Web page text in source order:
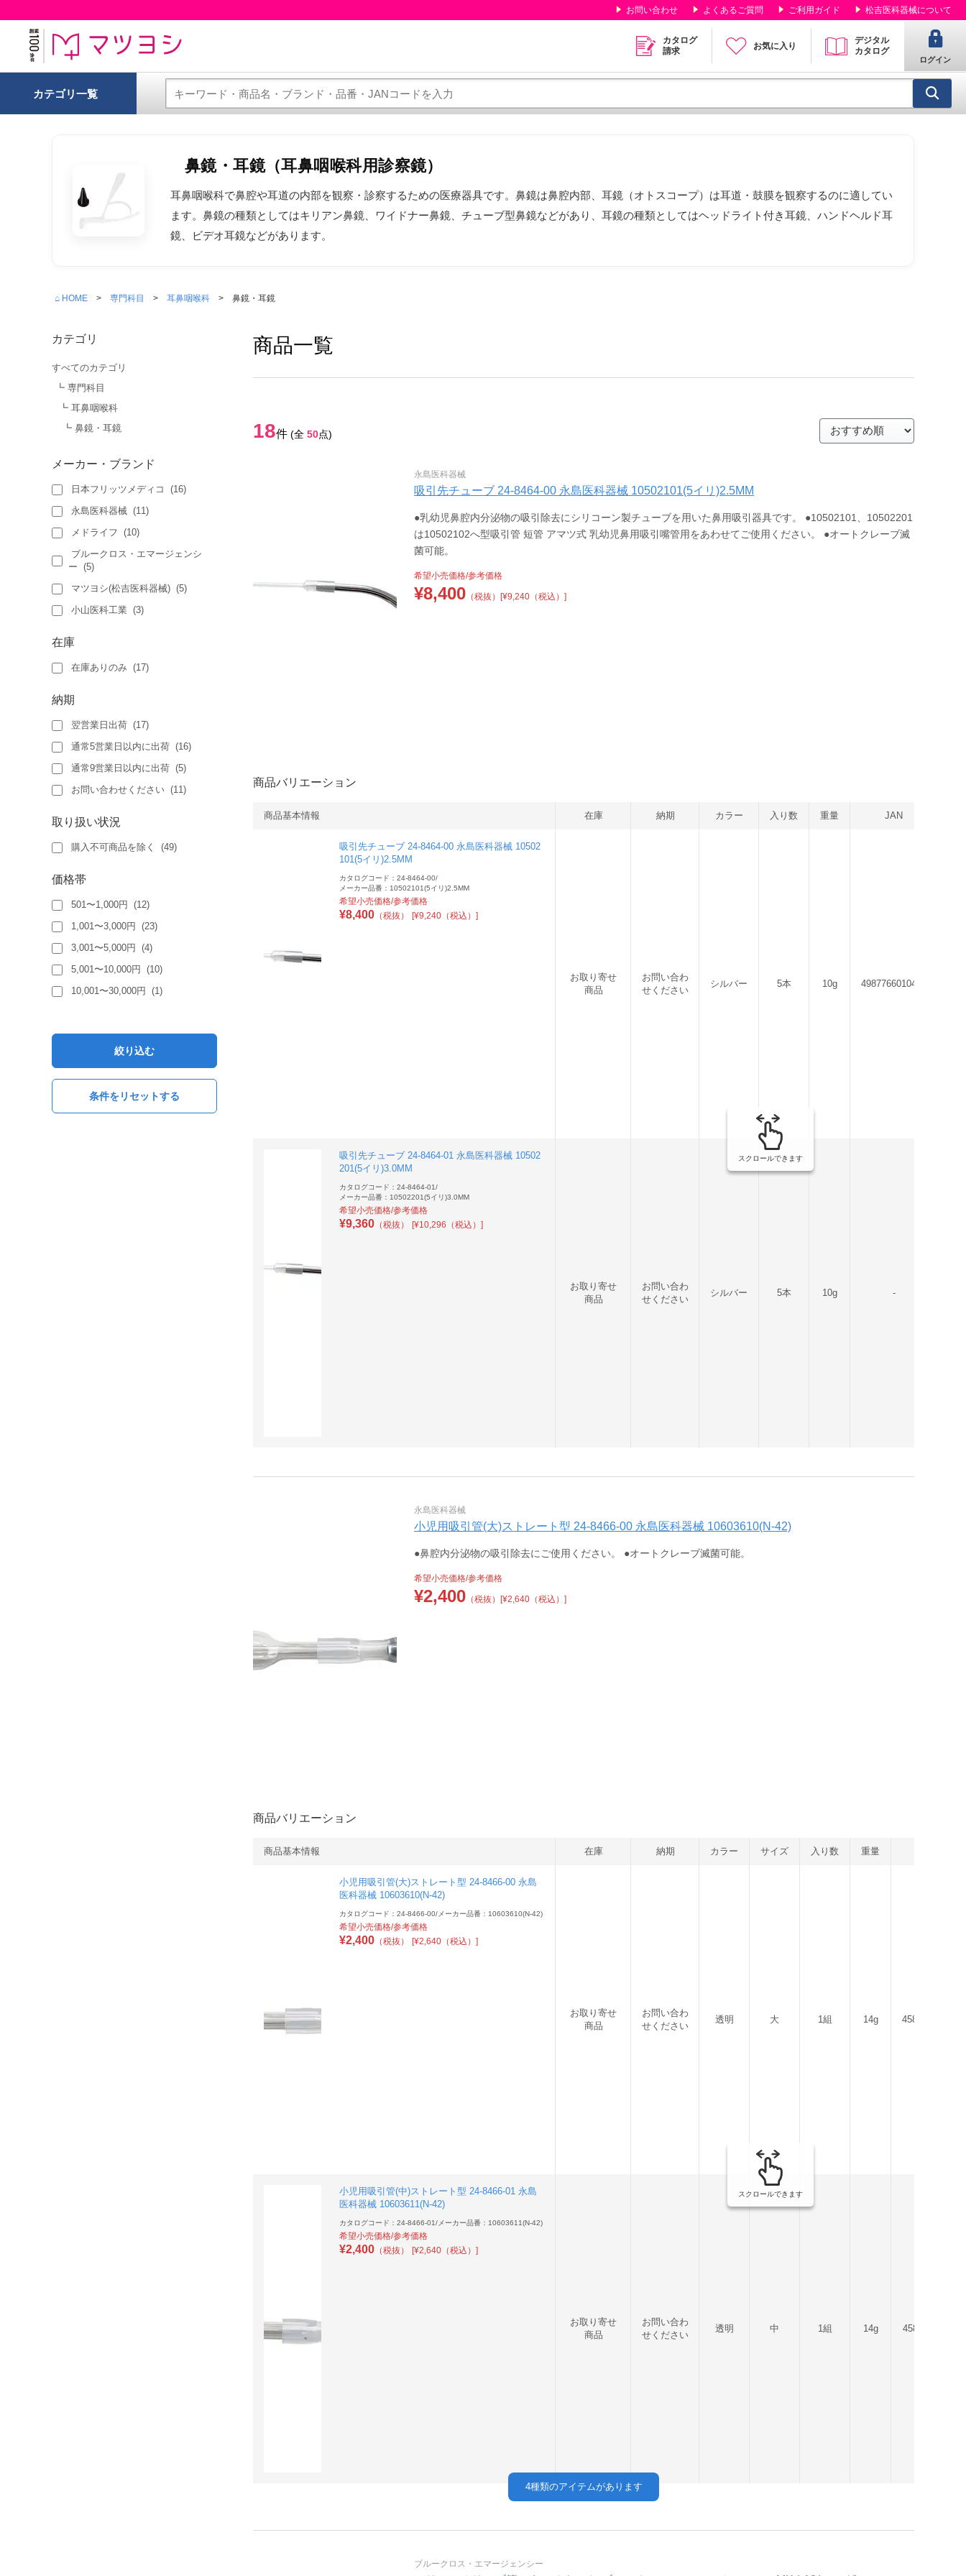
お問い合わせ よくあるご質問 ご利用ガイド 松吉医科器械について
カタログ
請求
お気に入り
デジタル
カタログ
ログイン
カテゴリ一覧
鼻鏡・耳鏡（耳鼻咽喉科用診察鏡）
耳鼻咽喉科で鼻腔や耳道の内部を観察・診察するための医療器具です。鼻鏡は鼻腔内部、耳鏡（オトスコープ）は耳道・鼓膜を観察するのに適してい
ます。鼻鏡の種類としてはキリアン鼻鏡、ワイドナー鼻鏡、チューブ型鼻鏡などがあり、耳鏡の種類としてはヘッドライト付き耳鏡、ハンドヘルド耳
鏡、ビデオ耳鏡などがあります。
⌂ HOME 専門科目 耳鼻咽喉科 鼻鏡・耳鏡
商品一覧
18件 (全 50点)
永島医科器械
吸引先チューブ 24-8464-00 永島医科器械 10502101(5イリ)2.5MM
●乳幼児鼻腔内分泌物の吸引除去にシリコーン製チューブを用いた鼻用吸引器具です。 ●10502101、10502201
は10502102へ型吸引管 短管 アマツ式 乳幼児鼻用吸引嘴管用をあわせてご使用ください。 ●オートクレーブ滅
菌可能。
希望小売価格/参考価格
¥8,400 （税抜） [¥9,240（税込）]
商品バリエーション
商品基本情報 在庫 納期 カラー 入り数 重量 JAN
吸引先チューブ 24-8464-00 永島医科器械 10502
101(5イリ)2.5MM
カタログコード：24-8464-00/
メーカー品番：10502101(5イリ)2.5MM
希望小売価格/参考価格
¥8,400 （税抜） [¥9,240（税込）]
お取り寄せ
商品
お問い合わ
せください
シルバー 5本 10g 4987766010473
吸引先チューブ 24-8464-01 永島医科器械 10502
201(5イリ)3.0MM
カタログコード：24-8464-01/
メーカー品番：10502201(5イリ)3.0MM
希望小売価格/参考価格
¥9,360 （税抜） [¥10,296（税込）]
お取り寄せ
商品
お問い合わ
せください
シルバー 5本 10g -
スクロールできます
永島医科器械
小児用吸引管(大)ストレート型 24-8466-00 永島医科器械 10603610(N-42)
●鼻腔内分泌物の吸引除去にご使用ください。 ●オートクレーブ滅菌可能。
希望小売価格/参考価格
¥2,400 （税抜） [¥2,640（税込）]
商品バリエーション
商品基本情報 在庫 納期 カラー サイズ 入り数 重量
小児用吸引管(大)ストレート型 24-8466-00 永島
医科器械 10603610(N-42)
カタログコード：24-8466-00/ メーカー品番：10603610(N-42)
希望小売価格/参考価格
¥2,400 （税抜） [¥2,640（税込）]
お取り寄せ
商品
お問い合わ
せください
透明 大 1組 14g
小児用吸引管(中)ストレート型 24-8466-01 永島
医科器械 10603611(N-42)
カタログコード：24-8466-01/ メーカー品番：10603611(N-42)
希望小売価格/参考価格
¥2,400 （税抜） [¥2,640（税込）]
お取り寄せ
商品
お問い合わ
せください
透明 中 1組 14g
スクロールできます
4種類のアイテムがあります
ブルークロス・エマージェンシー
カテゴリ
すべてのカテゴリ
┗ 専門科目
┗ 耳鼻咽喉科
┗ 鼻鏡・耳鏡
メーカー・ブランド
日本フリッツメディコ (16)
永島医科器械 (11)
メドライフ (10)
ブルークロス・エマージェンシ
ー (5)
マツヨシ(松吉医科器械) (5)
小山医科工業 (3)
在庫
在庫ありのみ (17)
納期
翌営業日出荷 (17)
通常5営業日以内に出荷 (16)
通常9営業日以内に出荷 (5)
お問い合わせください (11)
取り扱い状況
購入不可商品を除く (49)
価格帯
501〜1,000円 (12)
1,001〜3,000円
(23)
3,001〜5,000円
(4)
5,001〜10,000円
(10)
10,001〜30,000円
(1)
絞り込む
条件をリセットする